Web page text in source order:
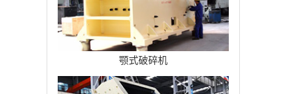
颚式破碎机